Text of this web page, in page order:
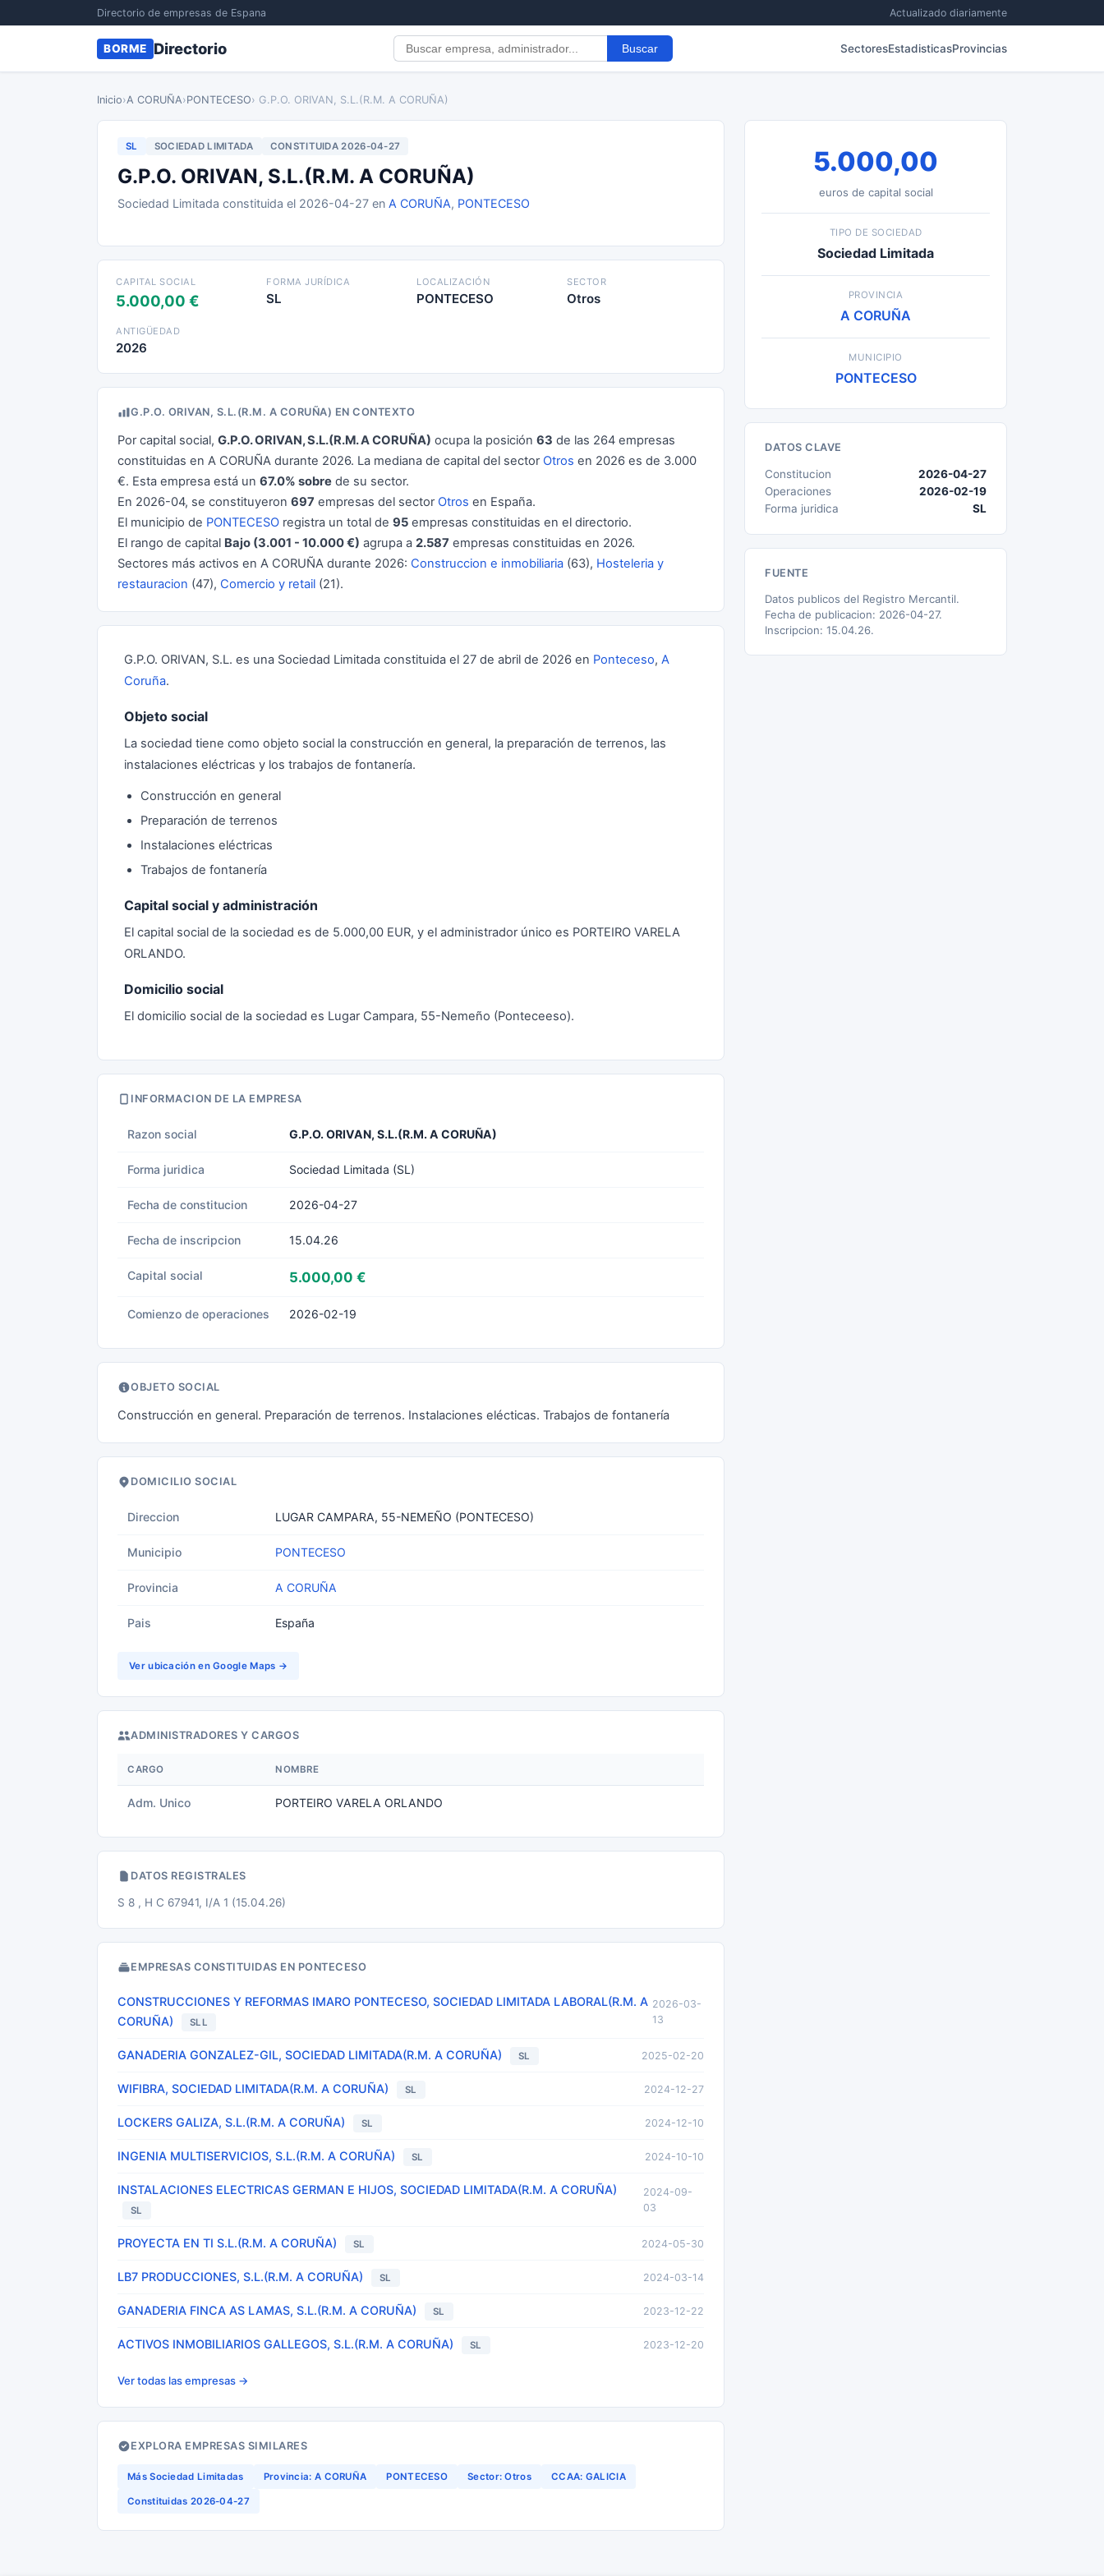
Directorio de empresas de Espana Actualizado diariamente
BORME Directorio Buscar SectoresEstadisticasProvincias
Inicio›A CORUÑA›PONTECESO› G.P.O. ORIVAN, S.L.(R.M. A CORUÑA)
SL SOCIEDAD LIMITADA CONSTITUIDA 2026-04-27
G.P.O. ORIVAN, S.L.(R.M. A CORUÑA)
Sociedad Limitada constituida el 2026-04-27 en A CORUÑA, PONTECESO
CAPITAL SOCIAL
5.000,00 €
FORMA JURÍDICA
SL
LOCALIZACIÓN
PONTECESO
SECTOR
Otros
ANTIGÜEDAD
2026
G.P.O. ORIVAN, S.L.(R.M. A CORUÑA) EN CONTEXTO
Por capital social, G.P.O. ORIVAN, S.L.(R.M. A CORUÑA) ocupa la posición 63 de las 264 empresas
constituidas en A CORUÑA durante 2026. La mediana de capital del sector Otros en 2026 es de 3.000
€. Esta empresa está un 67.0% sobre de su sector.
En 2026-04, se constituyeron 697 empresas del sector Otros en España.
El municipio de PONTECESO registra un total de 95 empresas constituidas en el directorio.
El rango de capital Bajo (3.001 - 10.000 €) agrupa a 2.587 empresas constituidas en 2026.
Sectores más activos en A CORUÑA durante 2026: Construccion e inmobiliaria (63), Hosteleria y
restauracion (47), Comercio y retail (21).
G.P.O. ORIVAN, S.L. es una Sociedad Limitada constituida el 27 de abril de 2026 en Ponteceso, A
Coruña.
Objeto social
La sociedad tiene como objeto social la construcción en general, la preparación de terrenos, las
instalaciones eléctricas y los trabajos de fontanería.
Construcción en general
Preparación de terrenos
Instalaciones eléctricas
Trabajos de fontanería
Capital social y administración
El capital social de la sociedad es de 5.000,00 EUR, y el administrador único es PORTEIRO VARELA
ORLANDO.
Domicilio social
El domicilio social de la sociedad es Lugar Campara, 55-Nemeño (Ponteceeso).
INFORMACION DE LA EMPRESA
Razon social G.P.O. ORIVAN, S.L.(R.M. A CORUÑA)
Forma juridica Sociedad Limitada (SL)
Fecha de constitucion 2026-04-27
Fecha de inscripcion 15.04.26
Capital social 5.000,00 €
Comienzo de operaciones 2026-02-19
OBJETO SOCIAL
Construcción en general. Preparación de terrenos. Instalaciones elécticas. Trabajos de fontanería
DOMICILIO SOCIAL
Direccion LUGAR CAMPARA, 55-NEMEÑO (PONTECESO)
Municipio PONTECESO
Provincia A CORUÑA
Pais España
Ver ubicación en Google Maps →
ADMINISTRADORES Y CARGOS
CARGO NOMBRE
Adm. Unico PORTEIRO VARELA ORLANDO
DATOS REGISTRALES
S 8 , H C 67941, I/A 1 (15.04.26)
EMPRESAS CONSTITUIDAS EN PONTECESO
CONSTRUCCIONES Y REFORMAS IMARO PONTECESO, SOCIEDAD LIMITADA LABORAL(R.M. A
CORUÑA)
SLL
2026-03-
13
GANADERIA GONZALEZ-GIL, SOCIEDAD LIMITADA(R.M. A CORUÑA) SL 2025-02-20
WIFIBRA, SOCIEDAD LIMITADA(R.M. A CORUÑA) SL 2024-12-27
LOCKERS GALIZA, S.L.(R.M. A CORUÑA) SL 2024-12-10
INGENIA MULTISERVICIOS, S.L.(R.M. A CORUÑA) SL 2024-10-10
INSTALACIONES ELECTRICAS GERMAN E HIJOS, SOCIEDAD LIMITADA(R.M. A CORUÑA)
SL
2024-09-
03
PROYECTA EN TI S.L.(R.M. A CORUÑA) SL 2024-05-30
LB7 PRODUCCIONES, S.L.(R.M. A CORUÑA) SL 2024-03-14
GANADERIA FINCA AS LAMAS, S.L.(R.M. A CORUÑA) SL 2023-12-22
ACTIVOS INMOBILIARIOS GALLEGOS, S.L.(R.M. A CORUÑA) SL 2023-12-20
Ver todas las empresas →
EXPLORA EMPRESAS SIMILARES
Más Sociedad Limitadas Provincia: A CORUÑA PONTECESO Sector: Otros CCAA: GALICIA
Constituidas 2026-04-27
5.000,00
euros de capital social
TIPO DE SOCIEDAD
Sociedad Limitada
PROVINCIA
A CORUÑA
MUNICIPIO
PONTECESO
DATOS CLAVE
Constitucion
2026-04-27
Operaciones
2026-02-19
Forma juridica
SL
FUENTE
Datos publicos del Registro Mercantil.
Fecha de publicacion: 2026-04-27.
Inscripcion: 15.04.26.